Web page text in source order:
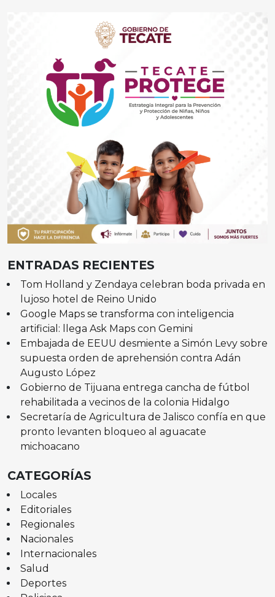
ENTRADAS RECIENTES
Tom Holland y Zendaya celebran boda privada en
lujoso hotel de Reino Unido
Google Maps se transforma con inteligencia
artificial: llega Ask Maps con Gemini
Embajada de EEUU desmiente a Simón Levy sobre
supuesta orden de aprehensión contra Adán
Augusto López
Gobierno de Tijuana entrega cancha de fútbol
rehabilitada a vecinos de la colonia Hidalgo
Secretaría de Agricultura de Jalisco confía en que
pronto levanten bloqueo al aguacate
michoacano
CATEGORÍAS
Locales
Editoriales
Regionales
Nacionales
Internacionales
Salud
Deportes